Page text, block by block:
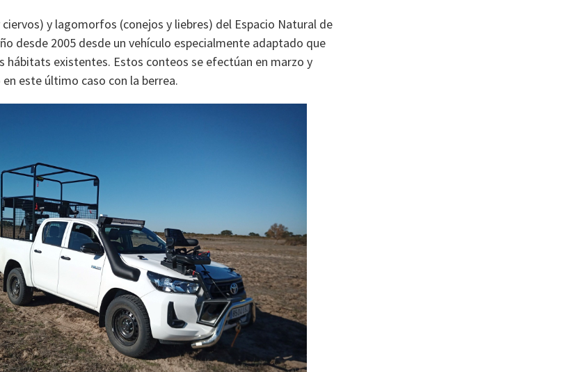
y lagomorfos (conejos y liebres) del Espacio Natural de
desde 2005 desde un vehículo especialmente adaptado que
hábitats existentes. Estos conteos se efectúan en marzo y
este último caso con la berrea.